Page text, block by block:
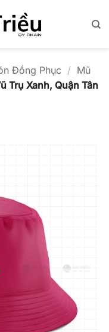
Đồng Phục / Mũ
Trụ Xanh, Quận Tân